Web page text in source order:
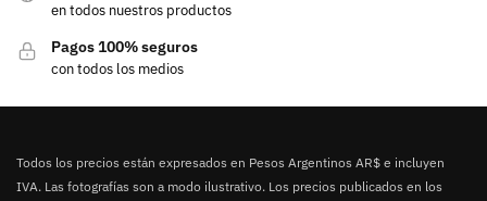
en todos nuestros productos
Pagos 100% seguros
con todos los medios
Todos los precios están expresados en Pesos Argentinos AR$ e incluyen
IVA. Las fotografías son a modo ilustrativo. Los precios publicados en los